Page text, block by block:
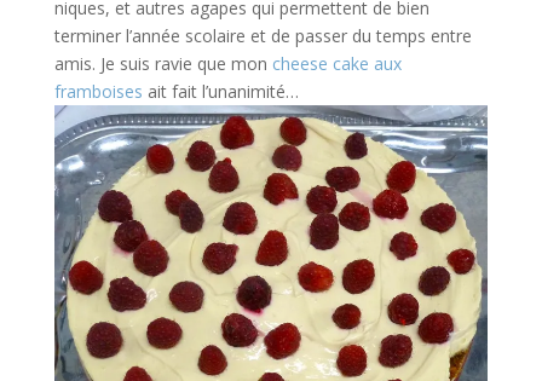
niques, et autres agapes qui permettent de bien
terminer l’année scolaire et de passer du temps entre
amis. Je suis ravie que mon cheese cake aux
framboises ait fait l’unanimité…